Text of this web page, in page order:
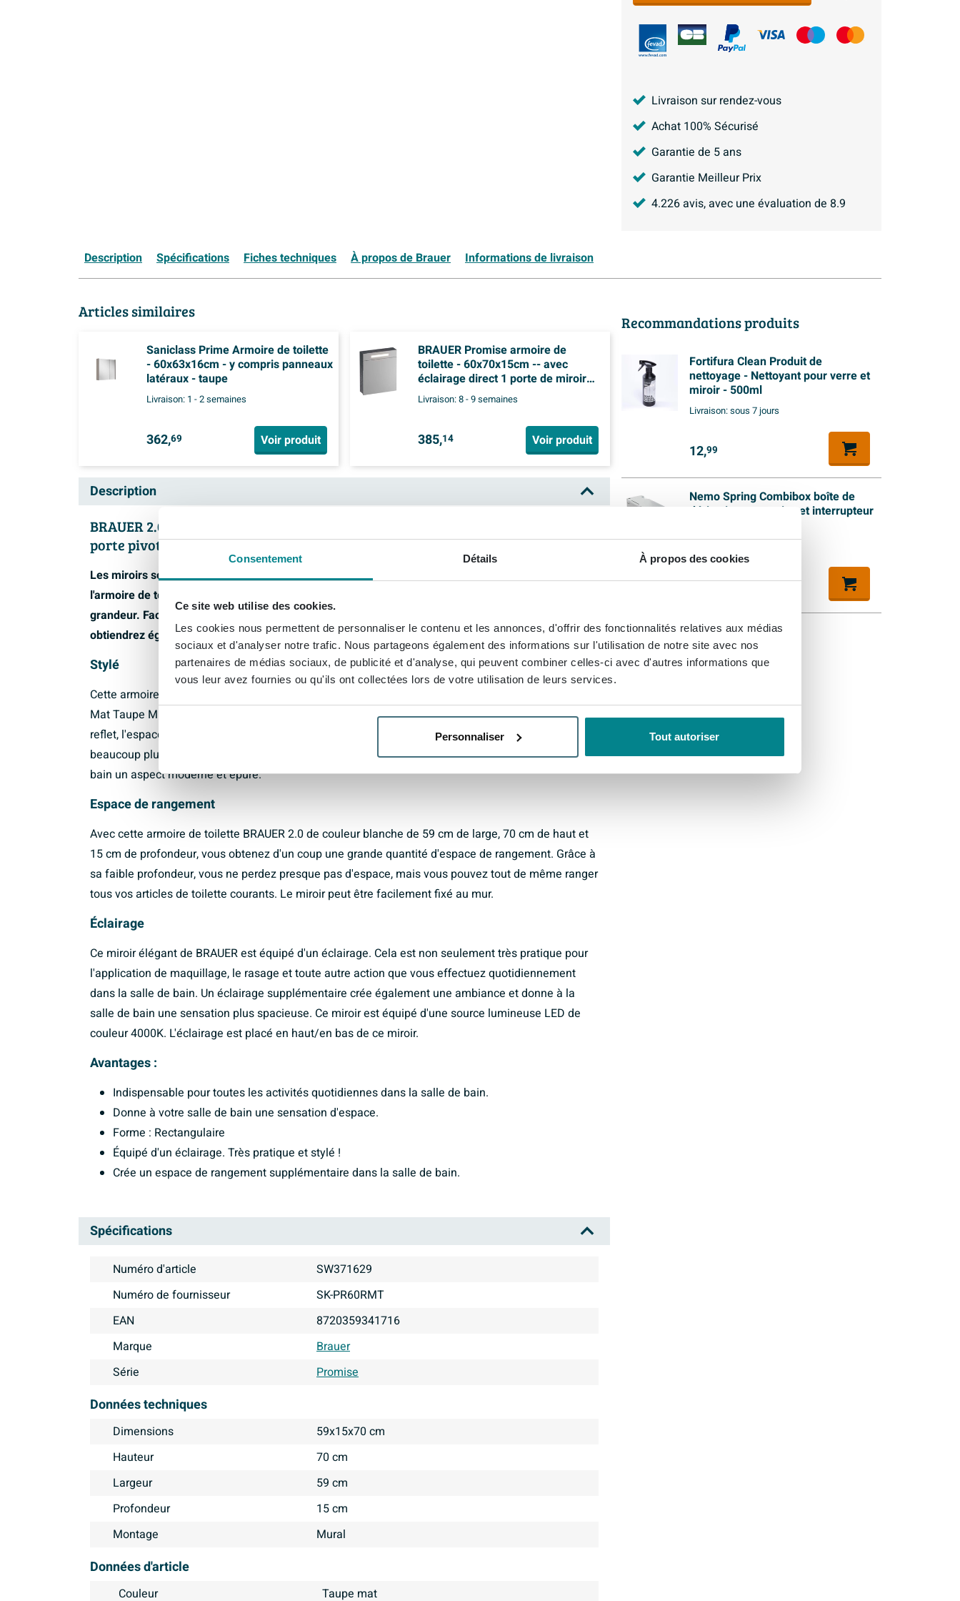
Consentement Détails À propos des cookies
Ce site web utilise des cookies.
Les cookies nous permettent de personnaliser le contenu et les annonces, d'offrir des fonctionnalités relatives aux médias
sociaux et d'analyser notre trafic. Nous partageons également des informations sur l'utilisation de notre site avec nos
partenaires de médias sociaux, de publicité et d'analyse, qui peuvent combiner celles-ci avec d'autres informations que
vous leur avez fournies ou qu'ils ont collectées lors de votre utilisation de leurs services.
Personnaliser Tout autoriser
Livraison sur rendez-vous
Achat 100% Sécurisé
Garantie de 5 ans
Garantie Meilleur Prix
4.226avis, avec une évaluation de 8.9
Description Spécifications Fiches techniques À propos de Brauer Informations de livraison
Articles similaires
Saniclass Prime Armoire de toilette
- 60x63x16cm - y compris panneaux
latéraux - taupe
Livraison: 1 - 2 semaines
362,69 Voir produit
BRAUER Promise armoire de
toilette - 60x70x15cm -- avec
éclairage direct 1 porte de miroir
simple battant à droite Damascus
Livraison:8 - 9 semaines
385,14 Voir produit
Description
BRAUER 2.0 armoire de toilette 59x70x15cm éclairage intégré rectangulaire 1
porte pivotante Mat Taupe MDF
Les miroirs sont un élément essentiel de chaque salle de bain. En plus de sa fonction pratique,
l'armoire de toilette BRAUER 2.0 donne également à la salle de bain une sensation d'espace et de
grandeur. Facilitez votre routine quotidienne avec cette armoire de toilette de BRAUER et vous
obtiendrez également un espace de rangement supplémentaire.
Stylé
Cette armoire de toilette BRAUER 2.0 59x70x15cm éclairage intégré rectangulaire 1 porte pivotante
Mat Taupe MDF est un véritable accroche-regard pour votre salle de bain ou vos toilettes. Grâce au
reflet, l'espace semble s'étendre, donnant à la salle de bain ou aux toilettes une sensation
beaucoup plus spacieuse. De plus, cette armoire rectangulaire donne immédiatement à la salle de
bain un aspect moderne et épuré.
Espace de rangement
Avec cette armoire de toilette BRAUER 2.0 de couleur blanche de 59 cm de large, 70 cm de haut et
15 cm de profondeur, vous obtenez d'un coup une grande quantité d'espace de rangement. Grâce à
sa faible profondeur, vous ne perdez presque pas d'espace, mais vous pouvez tout de même ranger
tous vos articles de toilette courants. Le miroir peut être facilement fixé au mur.
Éclairage
Ce miroir élégant de BRAUER est équipé d'un éclairage. Cela est non seulement très pratique pour
l'application de maquillage, le rasage et toute autre action que vous effectuez quotidiennement
dans la salle de bain. Un éclairage supplémentaire crée également une ambiance et donne à la
salle de bain une sensation plus spacieuse. Ce miroir est équipé d'une source lumineuse LED de
couleur 4000K. L'éclairage est placé en haut/en bas de ce miroir.
Avantages :
Indispensable pour toutes les activités quotidiennes dans la salle de bain.
Donne à votre salle de bain une sensation d'espace.
Forme : Rectangulaire
Équipé d'un éclairage. Très pratique et stylé !
Crée un espace de rangement supplémentaire dans la salle de bain.
Spécifications
Numéro d'article
SW371629
Numéro de fournisseur
SK-PR60RMT
EAN
8720359341716
Marque
Brauer
Série
Promise
Données techniques
Dimensions
59x15x70 cm
Hauteur
70 cm
Largeur
59 cm
Profondeur
15 cm
Montage
Mural
Données d'article
Couleur Taupe mat
Recommandations produits
Fortifura Clean Produit de
nettoyage - Nettoyant pour verre et
miroir - 500ml
Livraison:sous 7 jours
12,99
Nemo Spring Combibox boîte de
dérivation avec prise et interrupteur
30,59